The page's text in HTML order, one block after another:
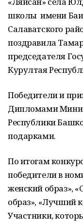
школы имени
Салаватского
поздравила
председателя
Курултая
Победители и
Дипломами
Республики
подарками.
По итогам
победители в
женский образ»,
образ», «Лучший
Участники,